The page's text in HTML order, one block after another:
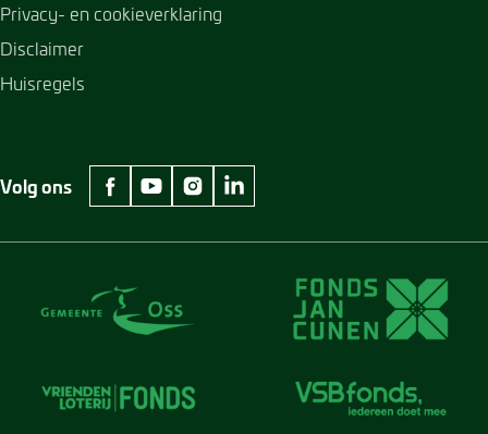
Privacy- en cookieverklaring
Disclaimer
Huisregels
Volg ons
facebook Museum Jan Cunen
youtube Museum Jan Cunen
instagram Museum Jan Cunen
linkedin Museum Jan Cunen